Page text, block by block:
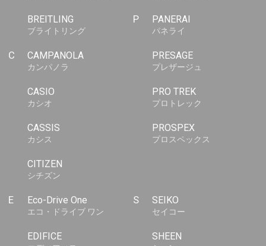
BREITLING
ブライトリング
C CAMPANOLA
カンパノラ
CASIO
カシオ
CASSIS
カシス
CITIZEN
シチズン
E Eco-Drive One
エコ・ドライブ ワン
EDIFICE
P PANERAI
パネライ
PRESAGE
プレザージュ
PRO TREK
プロトレック
PROSPEX
プロスペックス
S SEIKO
セイコー
SHEEN